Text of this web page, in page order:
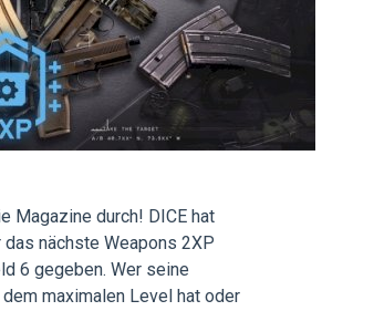
Magazine durch! DICE hat
nächste Weapons 2XP
6 gegeben. Wer seine
maximalen Level hat oder